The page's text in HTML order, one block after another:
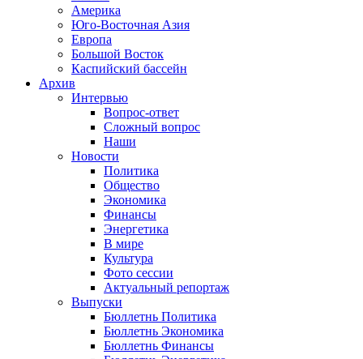
Америка
Юго-Восточная Азия
Европа
Большой Восток
Каспийский бассейн
Архив
Интервью
Вопрос-ответ
Сложный вопрос
Наши
Новости
Политика
Общество
Экономика
Финансы
Энергетика
В мире
Культура
Фото сессии
Актуальный репортаж
Выпуски
Бюллетнь Политика
Бюллетнь Экономика
Бюллетнь Финансы